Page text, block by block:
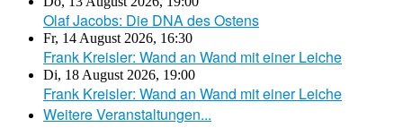
Olaf Jacobs: Die DNA des Ostens
Fr, 14 August 2026, 16:30
Frank Kreisler: Wand an Wand mit einer Leiche
Di, 18 August 2026, 19:00
Frank Kreisler: Wand an Wand mit einer Leiche
Weitere Veranstaltungen...